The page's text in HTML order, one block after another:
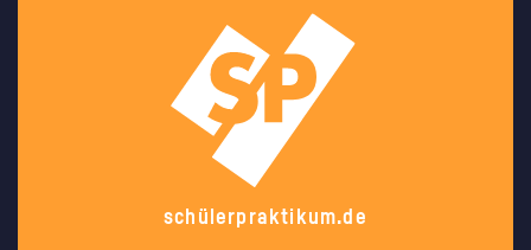
schülerpraktikum.de